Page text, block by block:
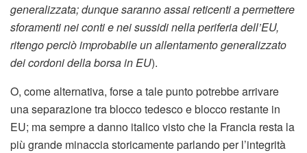
generalizzata; dunque saranno assai reticenti a permettere
sforamenti nei conti e nei sussidi nella periferia dell’EU,
ritengo perciò improbabile un allentamento generalizzato
dei cordoni della borsa in EU).
O, come alternativa, forse a tale punto potrebbe arrivare
una separazione tra blocco tedesco e blocco restante in
EU; ma sempre a danno italico visto che la Francia resta la
più grande minaccia storicamente parlando per l’integrità